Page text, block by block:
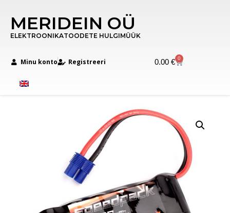
MERIDEIN OÜ
ELEKTROONIKATOODETE HULGIMÜÜK
Minu konto Registreeri 0.00 € 0